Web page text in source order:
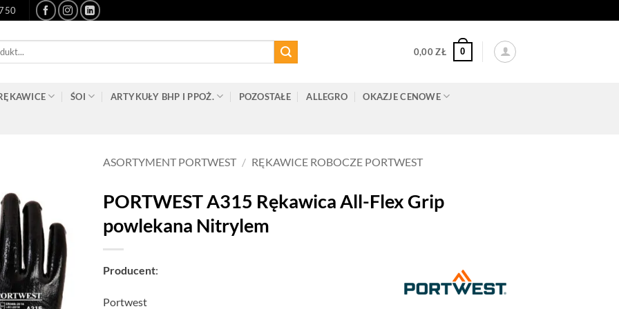
0,00ZŁ 0
ŚOI ARTYKUŁY BHP I PPOŻ. POZOSTAŁE ALLEGRO OKAZJE CENOWE
ASORTYMENT PORTWEST / RĘKAWICE ROBOCZE PORTWEST
PORTWEST A315 Rękawica All-Flex Grip
powlekana Nitrylem
Producent:
Portwest